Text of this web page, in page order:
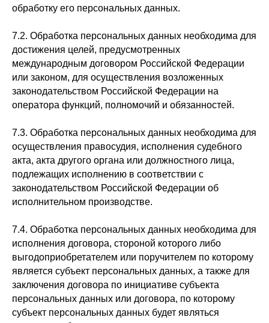
обработку его персональных данных.
7.2. Обработка персональных данных необходима для
достижения целей, предусмотренных
международным договором Российской Федерации
или законом, для осуществления возложенных
законодательством Российской Федерации на
оператора функций, полномочий и обязанностей.
7.3. Обработка персональных данных необходима для
осуществления правосудия, исполнения судебного
акта, акта другого органа или должностного лица,
подлежащих исполнению в соответствии с
законодательством Российской Федерации об
исполнительном производстве.
7.4. Обработка персональных данных необходима для
исполнения договора, стороной которого либо
выгодоприобретателем или поручителем по которому
является субъект персональных данных, а также для
заключения договора по инициативе субъекта
персональных данных или договора, по которому
субъект персональных данных будет являться